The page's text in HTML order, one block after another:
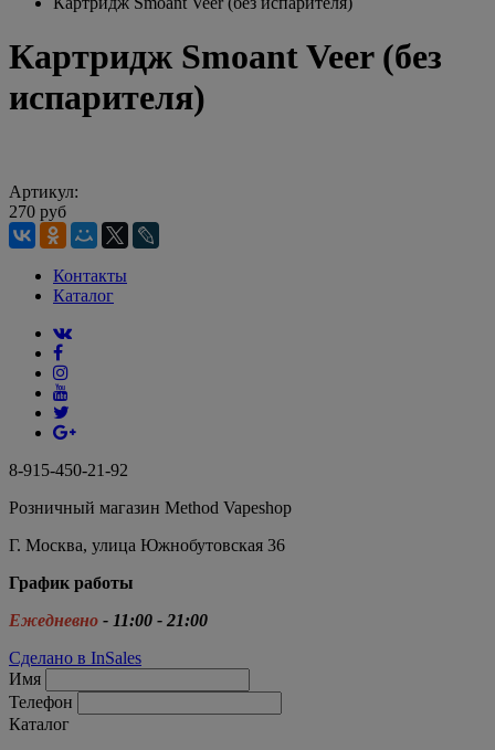
Картридж Smoant Veer (без
испарителя)
Артикул:
270 руб
Контакты
Каталог
8-915-450-21-92
Розничный магазин Method Vapeshop
Г. Москва, улица Южнобутовская 36
График работы
Ежедневно - 11:00 - 21:00
Сделано в InSales
Имя
Телефон
Каталог